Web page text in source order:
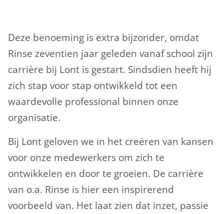
Deze benoeming is extra bijzonder, omdat
Rinse zeventien jaar geleden vanaf school zijn
carrière bij Lont is gestart. Sindsdien heeft hij
zich stap voor stap ontwikkeld tot een
waardevolle professional binnen onze
organisatie.
Bij Lont geloven we in het creëren van kansen
voor onze medewerkers om zich te
ontwikkelen en door te groeien. De carrière
van o.a. Rinse is hier een inspirerend
voorbeeld van. Het laat zien dat inzet, passie